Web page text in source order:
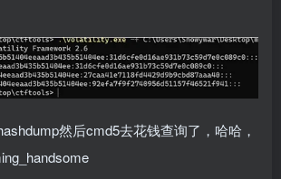
然后cmd5去花钱查询了，哈哈，